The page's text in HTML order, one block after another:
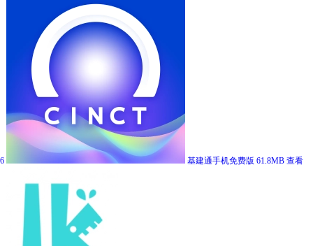
6 基建通手机免费版 61.8MB 查看